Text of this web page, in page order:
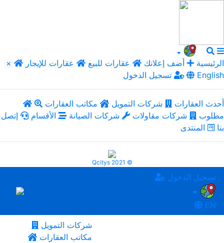
× الرئيسية أضف إعلانك عقارات للبيع
عقارات للإيجار
تسجيل الدخول
English
أحدث العقارات شركات التمويل
مكاتب العقارات
مطلوب
شركات مقاولات شركات الصيانة الأقسام
إتصل
بنا
المنتدى
Qcitys 2021 ©
تسجيل الدخول
EN
شركات التمويل
مكاتب العقارات